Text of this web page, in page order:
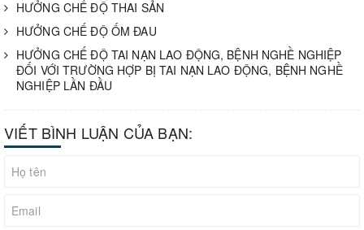
HƯỞNG CHẾ ĐỘ THAI SẢN
HƯỞNG CHẾ ĐỘ ỐM ĐAU
HƯỞNG CHẾ ĐỘ TAI NẠN LAO ĐỘNG, BỆNH NGHỀ NGHIỆP
ĐỐI VỚI TRƯỜNG HỢP BỊ TAI NẠN LAO ĐỘNG, BỆNH NGHỀ
NGHIỆP LẦN ĐẦU
VIẾT BÌNH LUẬN CỦA BẠN: